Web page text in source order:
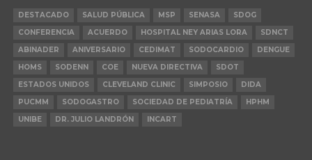
DESTACADO SALUD PÚBLICA MSP SENASA
SDOG
CONFERENCIA
ACUERDO HOSPITAL NEY ARIAS LORA
SDNCT
ABINADER
ANIVERSARIO CEDIMAT SODOCARDIO
DENGUE
HOMS
SODENN COE NUEVA DIRECTIVA
SDOT
ESTADOS UNIDOS
CLEVELAND CLINIC SIMPOSIO
DIDA
PUCMM
SODOGASTRO SOCIEDAD DE PEDIATRÍA
HPHM
UNIBE
DR. JULIO LANDRÓN INCART